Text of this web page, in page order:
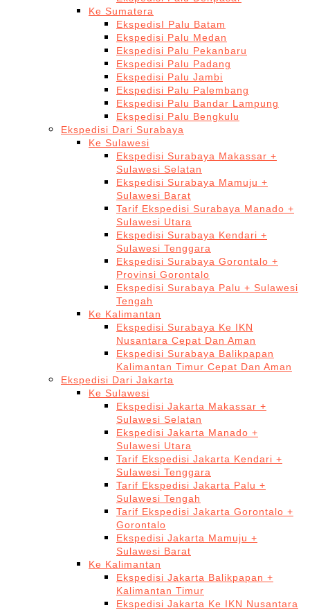
Ke Sumatera
EkspedisI Palu Batam
Ekspedisi Palu Medan
Ekspedisi Palu Pekanbaru
Ekspedisi Palu Padang
Ekspedisi Palu Jambi
Ekspedisi Palu Palembang
Ekspedisi Palu Bandar Lampung
Ekspedisi Palu Bengkulu
Ekspedisi Dari Surabaya
Ke Sulawesi
Ekspedisi Surabaya Makassar +
Sulawesi Selatan
Ekspedisi Surabaya Mamuju +
Sulawesi Barat
Tarif Ekspedisi Surabaya Manado +
Sulawesi Utara
Ekspedisi Surabaya Kendari +
Sulawesi Tenggara
Ekspedisi Surabaya Gorontalo +
Provinsi Gorontalo
Ekspedisi Surabaya Palu + Sulawesi
Tengah
Ke Kalimantan
Ekspedisi Surabaya Ke IKN
Nusantara Cepat Dan Aman
Ekspedisi Surabaya Balikpapan
Kalimantan Timur Cepat Dan Aman
Ekspedisi Dari Jakarta
Ke Sulawesi
Ekspedisi Jakarta Makassar +
Sulawesi Selatan
Ekspedisi Jakarta Manado +
Sulawesi Utara
Tarif Ekspedisi Jakarta Kendari +
Sulawesi Tenggara
Tarif Ekspedisi Jakarta Palu +
Sulawesi Tengah
Tarif Ekspedisi Jakarta Gorontalo +
Gorontalo
Ekspedisi Jakarta Mamuju +
Sulawesi Barat
Ke Kalimantan
Ekspedisi Jakarta Balikpapan +
Kalimantan Timur
Ekspedisi Jakarta Ke IKN Nusantara